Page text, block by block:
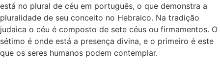
está no plural de céu em português, o que demonstra a
pluralidade de seu conceito no Hebraico. Na tradição
judaica o céu é composto de sete céus ou firmamentos. O
sétimo é onde está a presença divina, e o primeiro é este
que os seres humanos podem contemplar.